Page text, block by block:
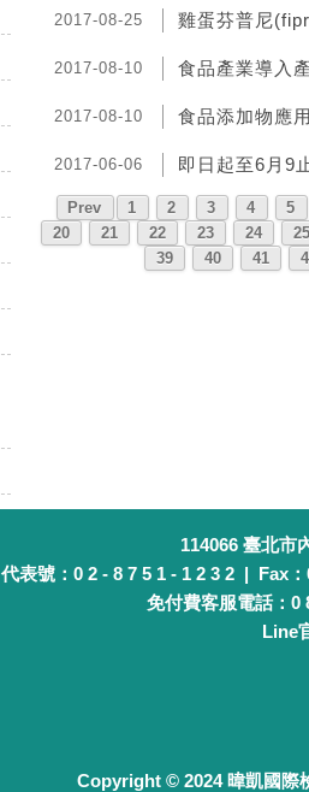
2017-08-25 雞蛋芬普尼
2017-08-10 食品產業導入
2017-08-10 食品添加物應
2017-06-06 即日起至6月9
Prev 1 2 3 4
5
20
21 22 23 24
25
39
40 41
114066 臺北市
代表號：0 2 - 8 7 5 1 - 1 2 3 2 | Fax
免付費客服電話：0
Line
Copyright © 2024 暐凱國際